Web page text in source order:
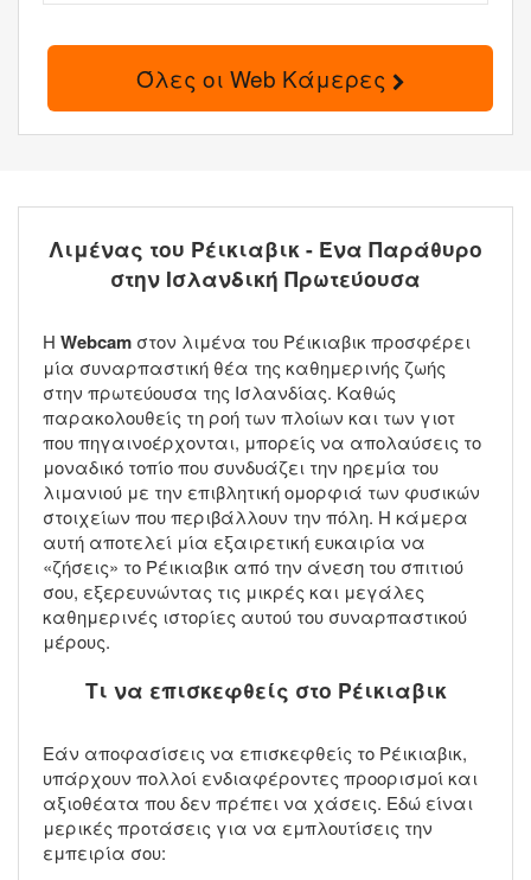
Όλες οι Web Κάμερες
Λιμένας του Ρέικιαβικ - Ένα Παράθυρο
στην Ισλανδική Πρωτεύουσα
Η Webcam στον λιμένα του Ρέικιαβικ προσφέρει
μία συναρπαστική θέα της καθημερινής ζωής
στην πρωτεύουσα της Ισλανδίας. Καθώς
παρακολουθείς τη ροή των πλοίων και των γιοτ
που πηγαινοέρχονται, μπορείς να απολαύσεις το
μοναδικό τοπίο που συνδυάζει την ηρεμία του
λιμανιού με την επιβλητική ομορφιά των φυσικών
στοιχείων που περιβάλλουν την πόλη. Η κάμερα
αυτή αποτελεί μία εξαιρετική ευκαιρία να
«ζήσεις» το Ρέικιαβικ από την άνεση του σπιτιού
σου, εξερευνώντας τις μικρές και μεγάλες
καθημερινές ιστορίες αυτού του συναρπαστικού
μέρους.
Τι να επισκεφθείς στο Ρέικιαβικ
Εάν αποφασίσεις να επισκεφθείς το Ρέικιαβικ,
υπάρχουν πολλοί ενδιαφέροντες προορισμοί και
αξιοθέατα που δεν πρέπει να χάσεις. Εδώ είναι
μερικές προτάσεις για να εμπλουτίσεις την
εμπειρία σου: